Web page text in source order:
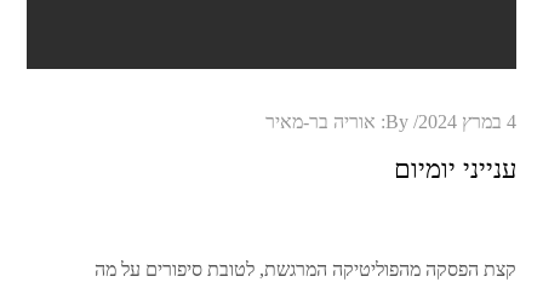
Posted
4 במרץ 2024 By: אוריה בר-מאיר
ענייני יומיום
קצת הפסקה מהפוליטיקה המרגשת, לטובת סיפורים על מה